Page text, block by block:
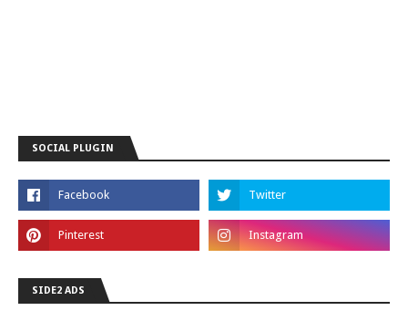
SOCIAL PLUGIN
SIDE2 ADS